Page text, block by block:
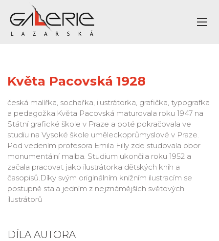
Květa Pacovská 1928
česká malířka, sochařka, ilustrátorka, grafička, typografka
a pedagožka.Květa Pacovská maturovala roku 1947 na
Státní grafické škole v Praze a poté pokračovala ve
studiu na Vysoké škole uměleckoprůmyslové v Praze.
Pod vedením profesora Emila Filly zde studovala obor
monumentální malba. Studium ukončila roku 1952 a
začala pracovat jako ilustrátorka dětských knih a
časopisů.Díky svým originálním knižním ilustracím se
postupně stala jedním z nejznámějších světových
ilustrátorů
DÍLA AUTORA